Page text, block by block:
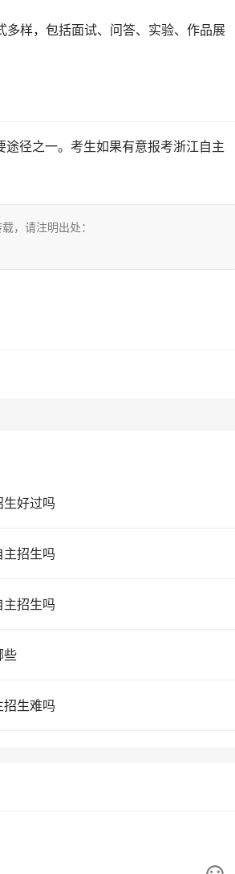
样，包括面试、问答、实验、作品展
，请注明出处：
生好过吗
主招生吗
主招生吗
些
生难吗